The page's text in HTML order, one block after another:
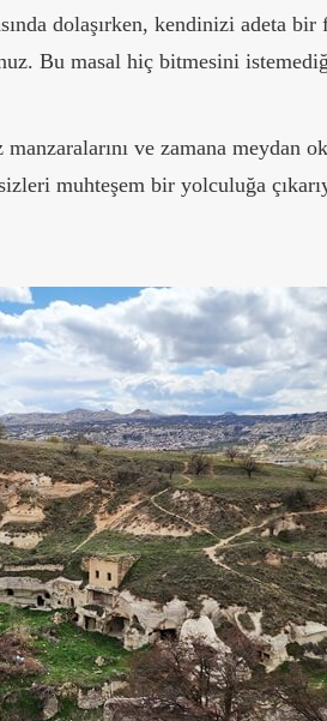
dolaşırken, kendinizi adeta
Bu masal hiç bitmesini
ve zamana meydan
muhteşem bir yolculuğa